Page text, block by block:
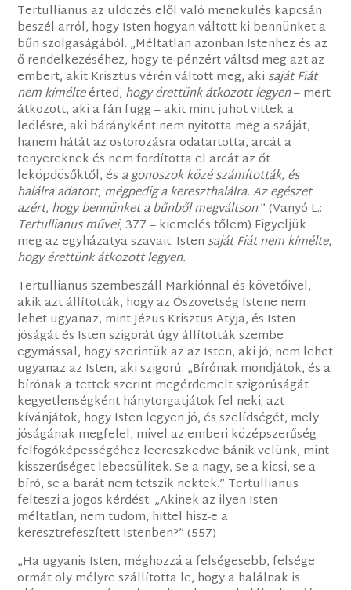
Tertullianus az üldözés elől való menekülés kapcsán
beszél arról, hogy Isten hogyan váltott ki bennünket a
bűn szolgaságából. „Méltatlan azonban Istenhez és az
ő rendelkezéséhez, hogy te pénzért váltsd meg azt az
embert, akit Krisztus vérén váltott meg, aki saját Fiát
nem kímélteérted, hogy érettünk átkozott legyen– mert
átkozott, aki a fán függ – akit mint juhot vittek a
leölésre, aki bárányként nem nyitotta meg a száját,
hanem hátát az ostorozásra odatartotta, arcát a
tenyereknek és nem fordította el arcát az őt
leköpdösőktől, és a gonoszok közé számították, és
halálra adatott, mégpedig a kereszthalálra. Az egészet
azért, hogy bennünket a bűnből megváltson.” (Vanyó L.:
Tertullianus művei, 377 – kiemelés tőlem) Figyeljük
meg az egyházatya szavait: Isten saját Fiát nem kímélte,
hogy érettünk átkozott legyen.
Tertullianus szembeszáll Markiónnal és követőivel,
akik azt állították, hogy az Ószövetség Istene nem
lehet ugyanaz, mint Jézus Krisztus Atyja, és Isten
jóságát és Isten szigorát úgy állították szembe
egymással, hogy szerintük az az Isten, aki jó, nem lehet
ugyanaz az Isten, aki szigorú. „Bírónak mondjátok, és a
bírónak a tettek szerint megérdemelt szigorúságát
kegyetlenségként hánytorgatjátok fel neki; azt
kívánjátok, hogy Isten legyen jó, és szelídségét, mely
jóságának megfelel, mivel az emberi középszerűség
felfogóképességéhez leereszkedve bánik velünk, mint
kisszerűséget lebecsülitek. Se a nagy, se a kicsi, se a
bíró, se a barát nem tetszik nektek.” Tertullianus
felteszi a jogos kérdést: „Akinek az ilyen Isten
méltatlan, nem tudom, hittel hisz-e a
keresztrefeszített Istenben?” (557)
„Ha ugyanis Isten, méghozzá a felségesebb, felsége
ormát oly mélyre szállította le, hogy a halálnak is